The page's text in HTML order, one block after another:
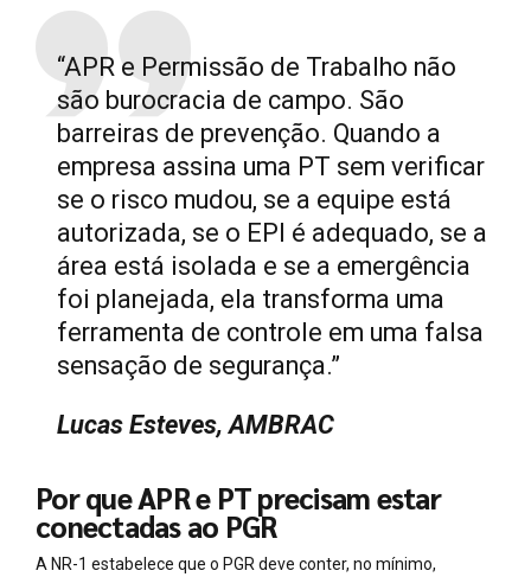
“APR e Permissão de Trabalho não
são burocracia de campo. São
barreiras de prevenção. Quando a
empresa assina uma PT sem verificar
se o risco mudou, se a equipe está
autorizada, se o EPI é adequado, se a
área está isolada e se a emergência
foi planejada, ela transforma uma
ferramenta de controle em uma falsa
sensação de segurança.”
Lucas Esteves, AMBRAC
Por que APR e PT precisam estar
conectadas ao PGR
A NR-1 estabelece que o PGR deve conter, no mínimo,